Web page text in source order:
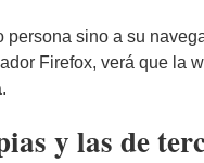
sino a su
Firefox, verá que la
y las de